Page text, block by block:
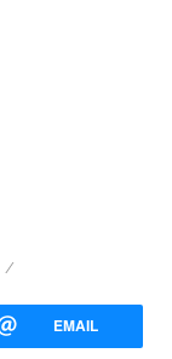
EMAIL